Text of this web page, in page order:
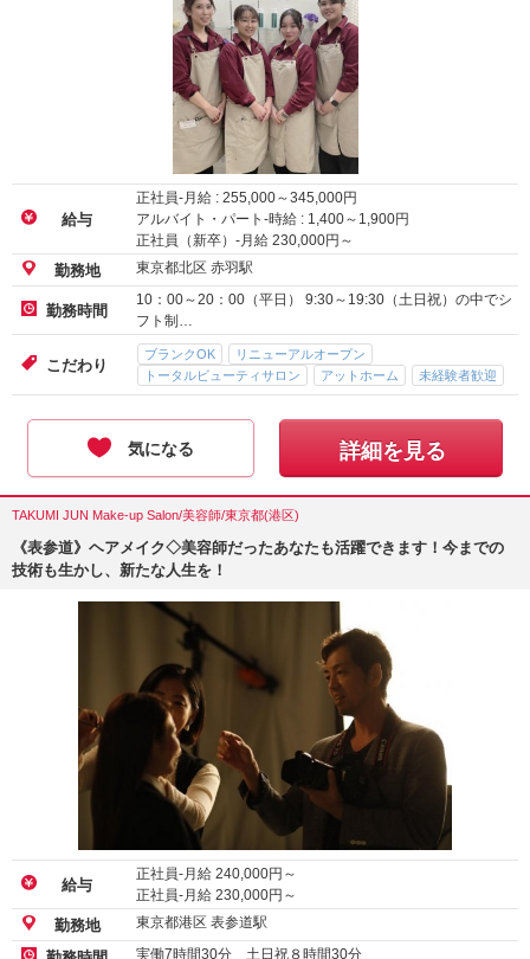
給与
正社員-月給 : 255,000～345,000円
アルバイト・パート-時給 : 1,400～ 1,900円
正社員（新卒）-月給 230,000円～
勤務地 東京都北区 赤羽駅
勤務時間
10：00～20：00（平日） 9:30～19:30（土日祝）の中でシ
フト制…
こだわり
ブランクOK
リニューアルオープン
トータルビューティサロン
アットホーム 未経験者歓迎
気になる 詳細を見る
TAKUMI JUN Make-up Salon/美容師/東京都(港区)
《表参道》ヘアメイク◇美容師だったあなたも活躍できます！今までの
技術も生かし、新たな人生を！
給与
正社員-月給 240,000円～
正社員-月給 230,000円～
勤務地 東京都港区 表参道駅
実働7時間30分 土日祝８時間30分